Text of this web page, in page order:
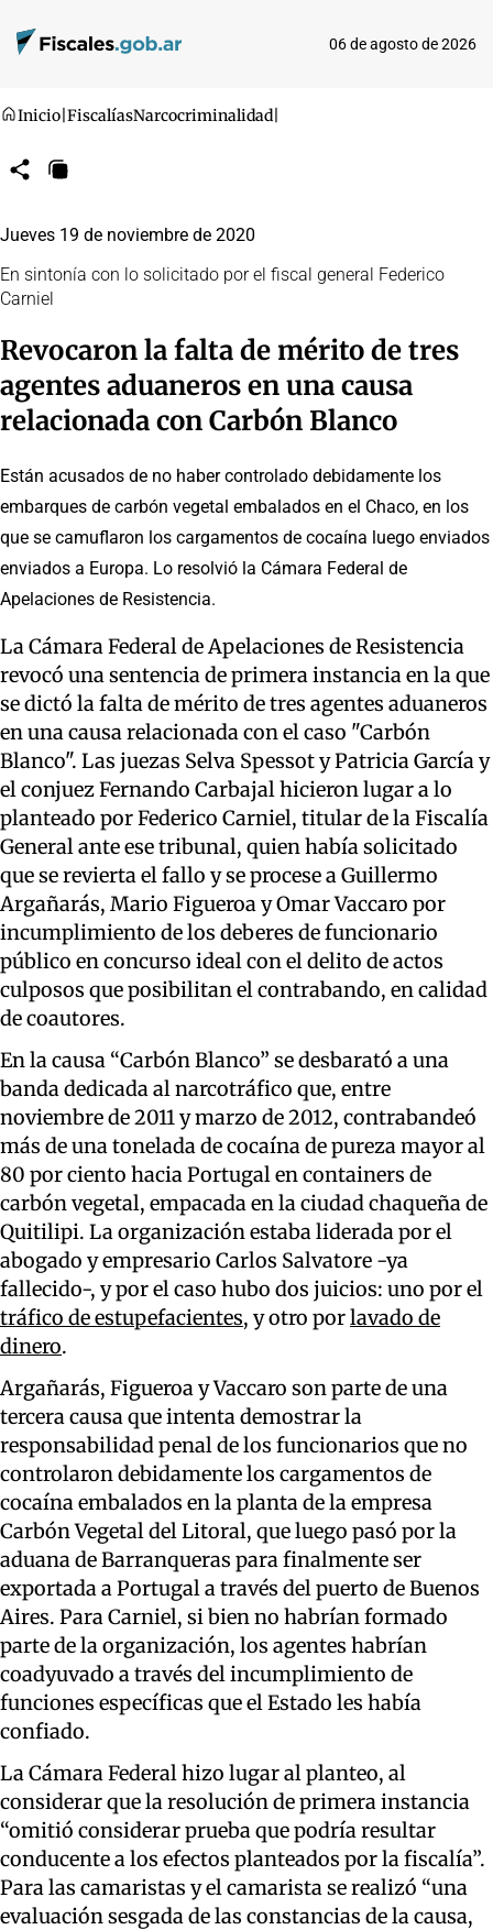
06 de agosto de 2026
Inicio FiscalíasNarcocriminalidad
CompartirCopiar
Jueves 19 de noviembre de 2020
En sintonía con lo solicitado por el fiscal general Federico
Carniel
Revocaron la falta de mérito de tres
agentes aduaneros en una causa
relacionada con Carbón Blanco
Están acusados de no haber controlado debidamente los
embarques de carbón vegetal embalados en el Chaco, en los
que se camuflaron los cargamentos de cocaína luego enviados
enviados a Europa. Lo resolvió la Cámara Federal de
Apelaciones de Resistencia.
La Cámara Federal de Apelaciones de Resistencia
revocó una sentencia de primera instancia en la que
se dictó la falta de mérito de tres agentes aduaneros
en una causa relacionada con el caso "Carbón
Blanco". Las juezas Selva Spessot y Patricia García y
el conjuez Fernando Carbajal hicieron lugar a lo
planteado por Federico Carniel, titular de la Fiscalía
General ante ese tribunal, quien había solicitado
que se revierta el fallo y se procese a Guillermo
Argañarás, Mario Figueroa y Omar Vaccaro por
incumplimiento de los deberes de funcionario
público en concurso ideal con el delito de actos
culposos que posibilitan el contrabando, en calidad
de coautores.
En la causa “Carbón Blanco” se desbarató a una
banda dedicada al narcotráfico que, entre
noviembre de 2011 y marzo de 2012, contrabandeó
más de una tonelada de cocaína de pureza mayor al
80 por ciento hacia Portugal en containers de
carbón vegetal, empacada en la ciudad chaqueña de
Quitilipi. La organización estaba liderada por el
abogado y empresario Carlos Salvatore -ya
fallecido-, y por el caso hubo dos juicios: uno por el
tráfico de estupefacientes, y otro porlavado de
dinero.
Argañarás, Figueroa y Vaccaro son parte de una
tercera causa que intenta demostrar la
responsabilidad penal de los funcionarios que no
controlaron debidamente los cargamentos de
cocaína embalados en la planta de la empresa
Carbón Vegetal del Litoral, que luego pasó por la
aduana de Barranqueras para finalmente ser
exportada a Portugal a través del puerto de Buenos
Aires. Para Carniel, si bien no habrían formado
parte de la organización, los agentes habrían
coadyuvado a través del incumplimiento de
funciones específicas que el Estado les había
confiado.
La Cámara Federal hizo lugar al planteo, al
considerar que la resolución de primera instancia
“omitió considerar prueba que podría resultar
conducente a los efectos planteados por la fiscalía”.
Para las camaristas y el camarista se realizó “una
evaluación sesgada de las constancias de la causa,